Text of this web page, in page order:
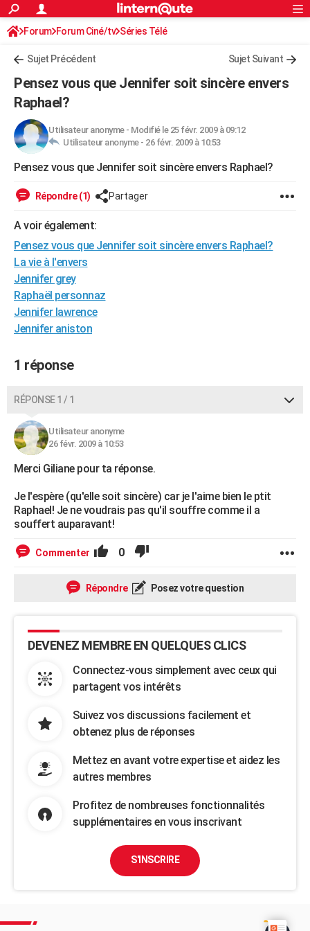
ACTUALITÉS
Politique
Société
Faits Divers
Education
Monde
Villes
+
Programme TV
TNTStreaming
Cinéma
Sorties cinéma
Musique
+FINANCE
Retraite
Impôts
Epargne
Immobilier
Risques naturels par ville
Banque
Assurance
Crédit
AUTO
Essais
Réserver un essai
Citadines
Berlines
SUV
Forum auto
HIGH-TECH
Guides de France
Escapades
Patrimoine
Expositions
Musées
Week-end nature
+LIFESTYLE
Art de vivre
Bien-être
Loisirs
Mode
Modes de vie
SANTE
Alimentation
Guide de la santé
Maladies
Médicaments
Sommeil
VOYAGE
Destinations
City break
Voyage nature
Voyage de noces
Forum
Climat
PHOTO
Carte de Noël
Carte Bonne année
Carte Saint-Valentin
Carte Pâques
Carte d'anniversaire
DICTIONNAIRE
Dictionnaire
Biographies
Citations
Expressions
Proverbes
PROGRAMME TV
COPAINS D'AVANT
S'inscrire
Se connecter
Lycées
Collèges
Primaires
Universités
Entreprises
Service militaire
Avis de recherche
AVIS DE DÉCÈS
FORUM
S'inscrire
Connexion
Forum Forum Ciné/tv Séries Télé
Sujet Précédent Sujet Suivant
Pensez vous que Jennifer soit sincère envers
Raphael?
Utilisateur anonyme- Modifié le 25 févr. 2009 à 09:12
Utilisateur anonyme - 26 févr. 2009 à 10:53
Pensez vous que Jennifer soit sincère envers Raphael?
Répondre (1) Partager
A voir également:
Pensez vous que Jennifer soit sincère envers Raphael?
La vie à l'envers
Jennifer grey
Raphaël personnaz
Jennifer lawrence
Jennifer aniston
1 réponse
RÉPONSE 1 / 1
Utilisateur anonyme
26 févr. 2009 à 10:53
Merci Giliane pour ta réponse.
Je l'espère (qu'elle soit sincère) car je l'aime bien le ptit
Raphael! Je ne voudrais pas qu'il souffre comme il a
souffert auparavant!
Commenter 0
Répondre Posez votre question
DEVENEZ MEMBRE EN QUELQUES CLICS
Connectez-vous simplement avec ceux qui
partagent vos intérêts
Suivez vos discussions facilement et
obtenez plus de réponses
Mettez en avant votre expertise et aidez les
autres membres
Profitez de nombreuses fonctionnalités
supplémentaires en vous inscrivant
S'INSCRIRE